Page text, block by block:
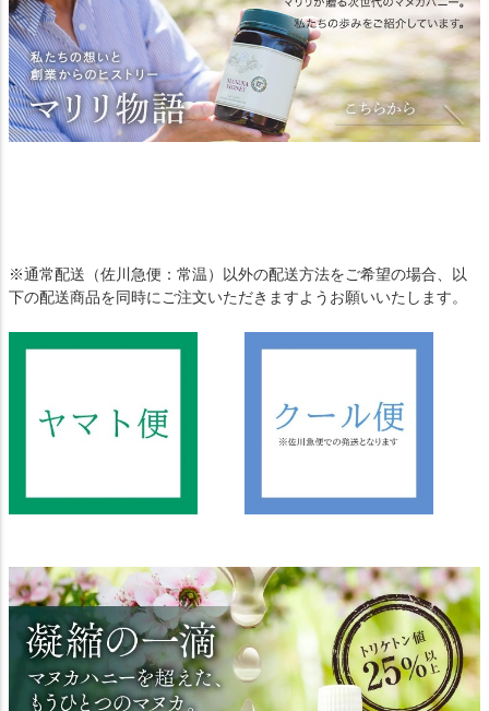
※通常配送（佐川急便：常温）以外の配送方法をご希望の場合、以
下の配送商品を同時にご注文いただきますようお願いいたします。